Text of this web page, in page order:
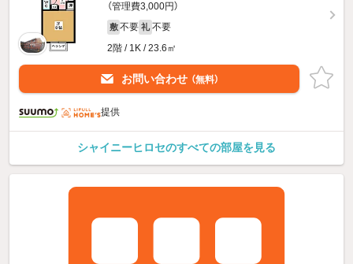
（管理費3,000円）
敷 不要 礼 不要
2階 / 1K / 23.6㎡
お問い合わせ （無料）
提供
シャイニーヒロセのすべての部屋を見る